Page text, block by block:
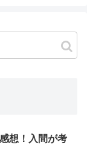
想！入間が考